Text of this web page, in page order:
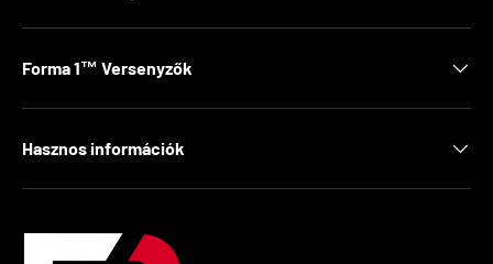
Forma 1™ Versenyzők
Hasznos információk